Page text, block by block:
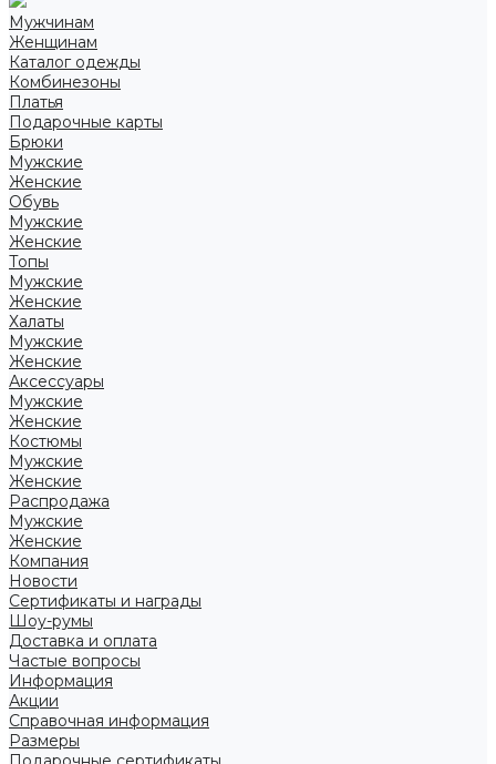
Мужчинам
Женщинам
Каталог одежды
Комбинезоны
Платья
Подарочные карты
Брюки
Мужские
Женские
Обувь
Мужские
Женские
Топы
Мужские
Женские
Халаты
Мужские
Женские
Аксессуары
Мужские
Женские
Костюмы
Мужские
Женские
Распродажа
Мужские
Женские
Компания
Новости
Сертификаты и награды
Шоу-румы
Доставка и оплата
Частые вопросы
Информация
Акции
Справочная информация
Размеры